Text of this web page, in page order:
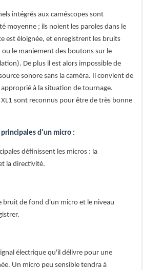
intégrés aux caméscopes sont
moyenne ; ils noient les paroles dans le
est éloignée, et enregistrent les bruits
ou le maniement des boutons sur le
De plus il est alors impossible de
sonore sans la caméra. Il convient de
à la situation de tournage.
sont reconnus pour être de très bonne
d'un micro :
définissent les micros : la
la directivité.
bruit de fond d'un micro et le niveau
électrique qu'il délivre pour une
Un micro peu sensible tendra à